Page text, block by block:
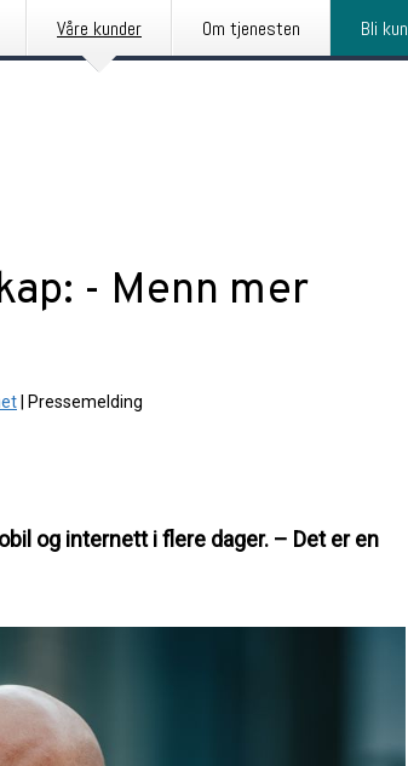
Våre kunder Om tjenesten Bli
- Menn mer
Pressemelding
og internett i flere dager. – Det er en